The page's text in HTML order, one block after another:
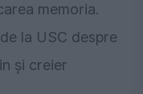
memoria.
la USC despre
și creier